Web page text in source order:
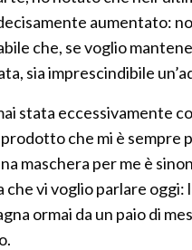
aumentato:
che, se voglio
sia imprescindibile
stata eccessivamente
che mi è sempre
maschera per me è
che vi voglio parlare oggi:
ormai da un paio di